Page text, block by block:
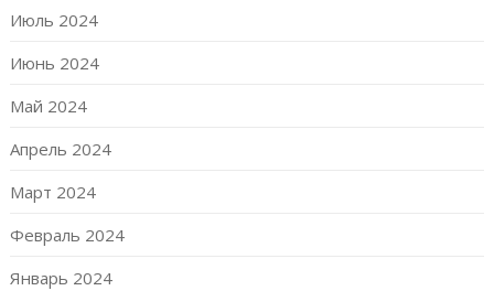
Июль 2024
Июнь 2024
Май 2024
Апрель 2024
Март 2024
Февраль 2024
Январь 2024